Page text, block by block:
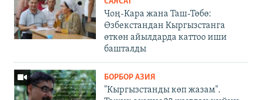
Чоң-Кара жана Таш-Төбө:
Өзбекстандан Кыргызстанга
өткөн айылдарда каттоо иши
башталды
БОРБОР АЗИЯ
"Кыргызстанды көп жазам".